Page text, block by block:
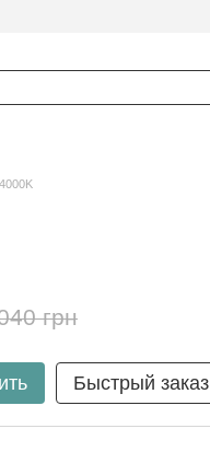
грн
Быстрый заказ